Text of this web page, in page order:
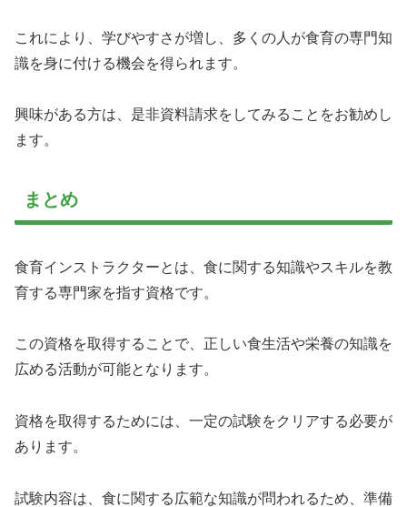
これにより、学びやすさが増し、多くの人が食育の専門知
識を身に付ける機会を得られます。
興味がある方は、是非資料請求をしてみることをお勧めし
ます。
まとめ
食育インストラクターとは、食に関する知識やスキルを教
育する専門家を指す資格です。
この資格を取得することで、正しい食生活や栄養の知識を
広める活動が可能となります。
資格を取得するためには、一定の試験をクリアする必要が
あります。
試験内容は、食に関する広範な知識が問われるため、準備